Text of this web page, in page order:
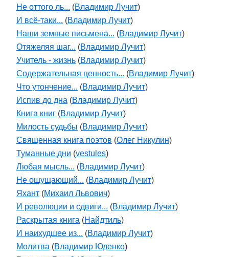
Не оттого ль... (Владимир Лучит)
И всё-таки... (Владимир Лучит)
Наши земные письмена... (Владимир Лучит)
Отяжеляя шаг... (Владимир Лучит)
Учитель - жизнь (Владимир Лучит)
Содержательная ценность... (Владимир Лучит)
Что утончение... (Владимир Лучит)
Испив до дна (Владимир Лучит)
Книга книг (Владимир Лучит)
Милость судьбы (Владимир Лучит)
Священная книга поэтов (Олег Никулин)
Туманные дни (vestules)
Любая мысль... (Владимир Лучит)
Не ощущающий... (Владимир Лучит)
Яхант (Михаил Львович)
И революции и сдвиги... (Владимир Лучит)
Раскрытая книга (Найдтиль)
И наихудшее из... (Владимир Лучит)
Молитва (Владимир Юденко)